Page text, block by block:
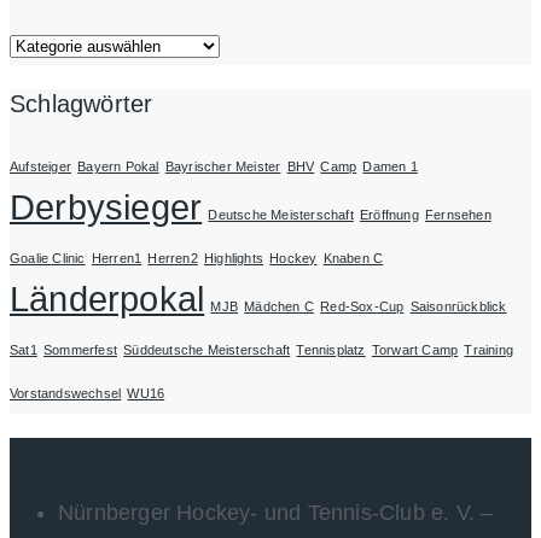
Mannschaften
Schlagwörter
Aufsteiger Bayern Pokal Bayrischer Meister BHV Camp Damen 1
Derbysieger Deutsche Meisterschaft Eröffnung Fernsehen
Goalie Clinic Herren1 Herren2 Highlights Hockey Knaben C
Länderpokal MJB Mädchen C Red-Sox-Cup Saisonrückblick
Sat1 Sommerfest Süddeutsche Meisterschaft Tennisplatz Torwart Camp Training
Vorstandswechsel WU16
Nürnberger Hockey- und Tennis-Club e. V. –